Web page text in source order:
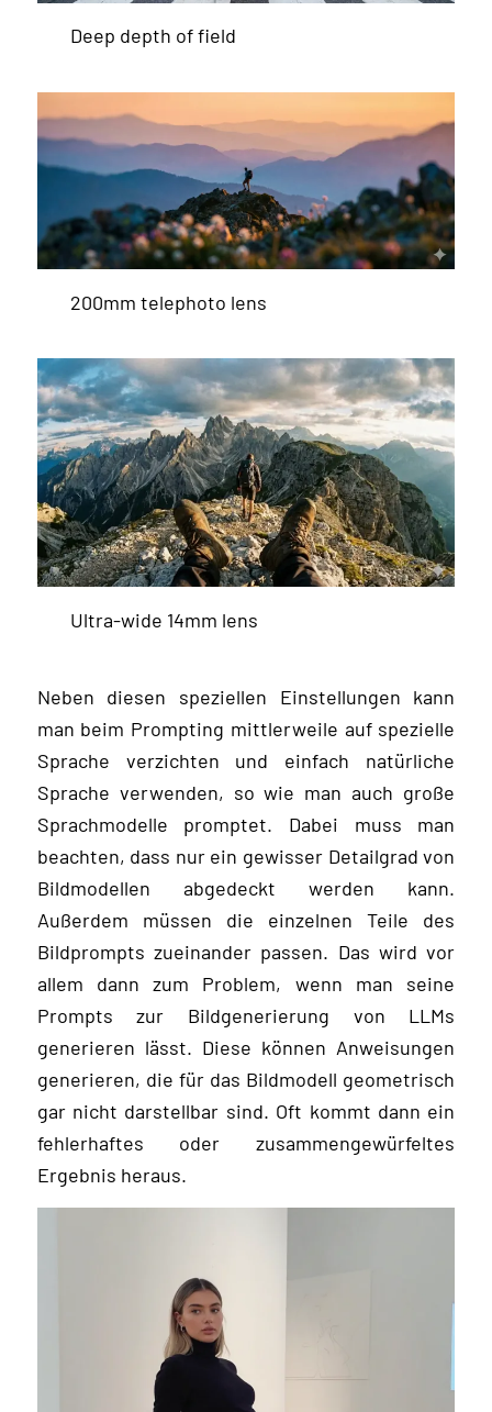
Deep depth of field
200mm telephoto lens
Ultra-wide 14mm lens
Neben diesen speziellen Einstellungen kann
man beim Prompting mittlerweile auf spezielle
Sprache verzichten und einfach natürliche
Sprache verwenden, so wie man auch große
Sprachmodelle promptet. Dabei muss man
beachten, dass nur ein gewisser Detailgrad von
Bildmodellen abgedeckt werden kann.
Außerdem müssen die einzelnen Teile des
Bildprompts zueinander passen. Das wird vor
allem dann zum Problem, wenn man seine
Prompts zur Bildgenerierung von LLMs
generieren lässt. Diese können Anweisungen
generieren, die für das Bildmodell geometrisch
gar nicht darstellbar sind. Oft kommt dann ein
fehlerhaftes oder zusammengewürfeltes
Ergebnis heraus.